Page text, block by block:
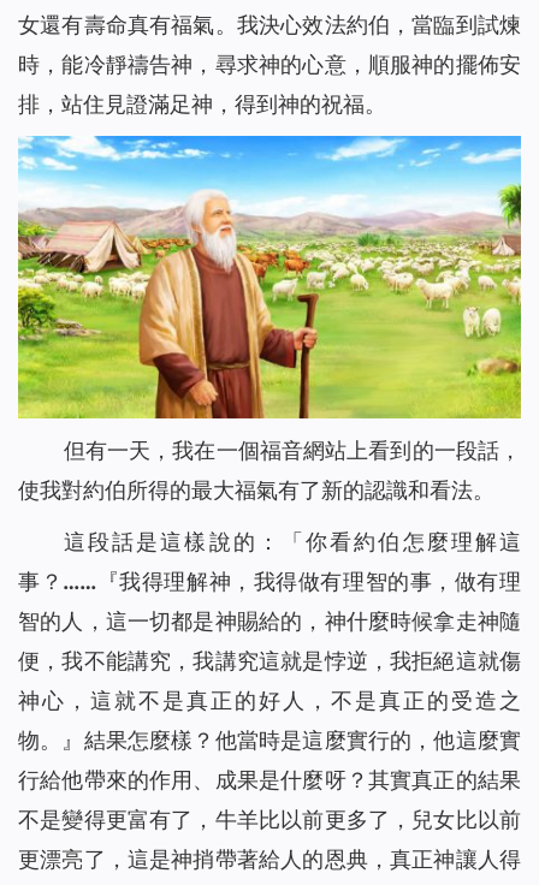
女還有壽命真有福氣。我決心效法約伯，當臨到試煉
時，能冷靜禱告神，尋求神的心意，順服神的擺佈安
排，站住見證滿足神，得到神的祝福。
但有一天，我在一個福音網站上看到的一段話，
使我對約伯所得的最大福氣有了新的認識和看法。
這段話是這樣說的：
「你看約伯怎麼理解這
事？……『我得理解神，我得做有理智的事，做有理
智的人，這一切都是神賜給的，神什麼時候拿走神隨
便，我不能講究，我講究這就是悖逆，我拒絕這就傷
神心，這就不是真正的好人，不是真正的受造之
物。』結果怎麼樣？他當時是這麼實行的，他這麼實
行給他帶來的作用、成果是什麼呀？其實真正的結果
不是變得更富有了，牛羊比以前更多了，兒女比以前
更漂亮了，這是神捎帶著給人的恩典，真正神讓人得